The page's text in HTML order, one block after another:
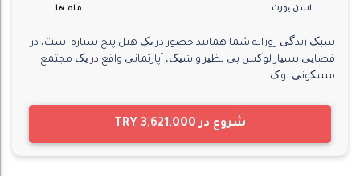
اسن یورت
ماه ها
سبک زندگی روزانه شما همانند حضور در یک هتل پنج ستاره است، در
فضایی بسیار لوکس بی نظیر و شیک، آپارتمانی واقع در یک مجتمع
مسکونی لوک...
شروع در TRY 3,621,000